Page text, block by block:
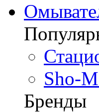
Sho-
Бренды